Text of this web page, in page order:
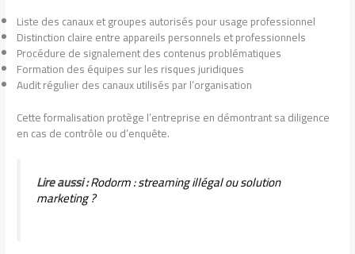
Liste des canaux et groupes autorisés pour usage professionnel
Distinction claire entre appareils personnels et professionnels
Procédure de signalement des contenus problématiques
Formation des équipes sur les risques juridiques
Audit régulier des canaux utilisés par l’organisation
Cette formalisation protège l’entreprise en démontrant sa diligence
en cas de contrôle ou d’enquête.
Lire aussi :Rodorm : streaming illégal ou solution
marketing ?